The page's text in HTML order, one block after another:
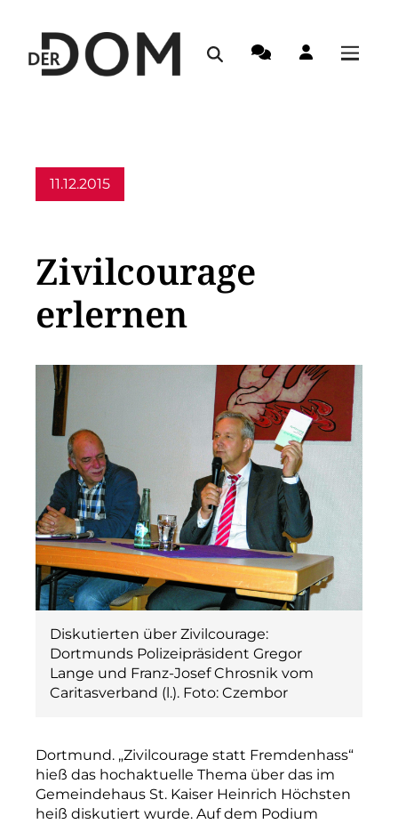
11.12.2015
Zivilcourage
erlernen
Diskutierten über Zivilcourage:
Dortmunds Polizeipräsident Gregor
Lange und Franz-Josef Chrosnik vom
Caritasverband (l.). Foto: Czembor
Dortmund. „Zivilcourage statt Fremdenhass“
hieß das hochaktuelle Thema über das im
Gemeindehaus St. Kaiser Heinrich Höchsten
heiß diskutiert wurde. Auf dem Podium